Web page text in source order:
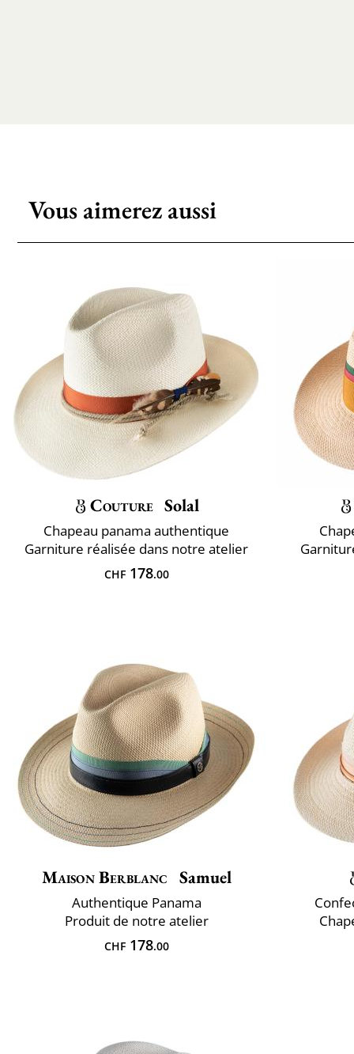
Vous aimerez aussi
Couture Solal
Chapeau panama authentique
Garniture réalisée dans notre atelier
CHF178.00
Maison Berblanc Samuel
Authentique Panama
Produit de notre atelier
CHF178.00